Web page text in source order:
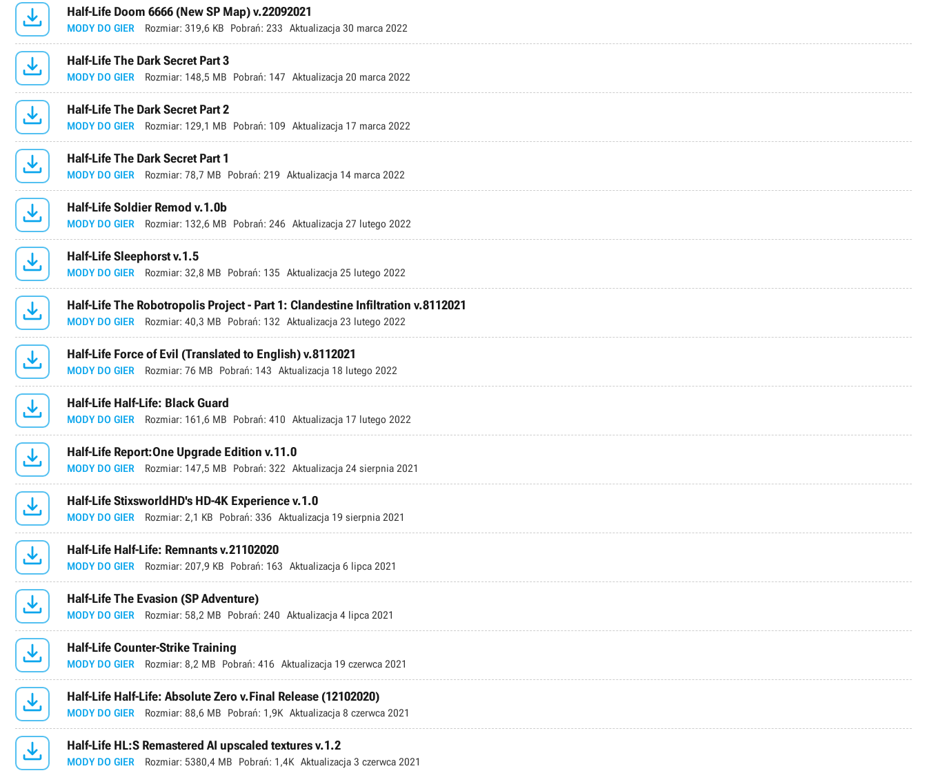
 Half-Life Doom 6666 (New SP Map) v.22092021
MODY DO GIER Rozmiar: 319,6 KB Pobrań: 233 Aktualizacja 30 marca 2022
 Half-Life The Dark Secret Part 3
MODY DO GIER Rozmiar: 148,5 MB Pobrań: 147 Aktualizacja 20 marca 2022
 Half-Life The Dark Secret Part 2
MODY DO GIER Rozmiar: 129,1 MB Pobrań: 109 Aktualizacja 17 marca 2022
 Half-Life The Dark Secret Part 1
MODY DO GIER Rozmiar: 78,7 MB Pobrań: 219 Aktualizacja 14 marca 2022
 Half-Life Soldier Remod v.1.0b
MODY DO GIER Rozmiar: 132,6 MB Pobrań: 246 Aktualizacja 27 lutego 2022
 Half-Life Sleephorst v.1.5
MODY DO GIER Rozmiar: 32,8 MB Pobrań: 135 Aktualizacja 25 lutego 2022
 Half-Life The Robotropolis Project - Part 1: Clandestine Infiltration v.8112021
MODY DO GIER Rozmiar: 40,3 MB Pobrań: 132 Aktualizacja 23 lutego 2022
 Half-Life Force of Evil (Translated to English) v.8112021
MODY DO GIER Rozmiar: 76 MB Pobrań: 143 Aktualizacja 18 lutego 2022
 Half-Life Half-Life: Black Guard
MODY DO GIER Rozmiar: 161,6 MB Pobrań: 410 Aktualizacja 17 lutego 2022
 Half-Life Report:One Upgrade Edition v.11.0
MODY DO GIER Rozmiar: 147,5 MB Pobrań: 322 Aktualizacja 24 sierpnia 2021
 Half-Life StixsworldHD's HD-4K Experience v.1.0
MODY DO GIER Rozmiar: 2,1 KB Pobrań: 336 Aktualizacja 19 sierpnia 2021
 Half-Life Half-Life: Remnants v.21102020
MODY DO GIER Rozmiar: 207,9 KB Pobrań: 163 Aktualizacja 6 lipca 2021
 Half-Life The Evasion (SP Adventure)
MODY DO GIER Rozmiar: 58,2 MB Pobrań: 240 Aktualizacja 4 lipca 2021
 Half-Life Counter-Strike Training
MODY DO GIER Rozmiar: 8,2 MB Pobrań: 416 Aktualizacja 19 czerwca 2021
 Half-Life Half-Life: Absolute Zero v.Final Release (12102020)
MODY DO GIER Rozmiar: 88,6 MB Pobrań: 1,9K Aktualizacja 8 czerwca 2021
 Half-Life HL:S Remastered AI upscaled textures v.1.2
MODY DO GIER Rozmiar: 5380,4 MB Pobrań: 1,4K Aktualizacja 3 czerwca 2021